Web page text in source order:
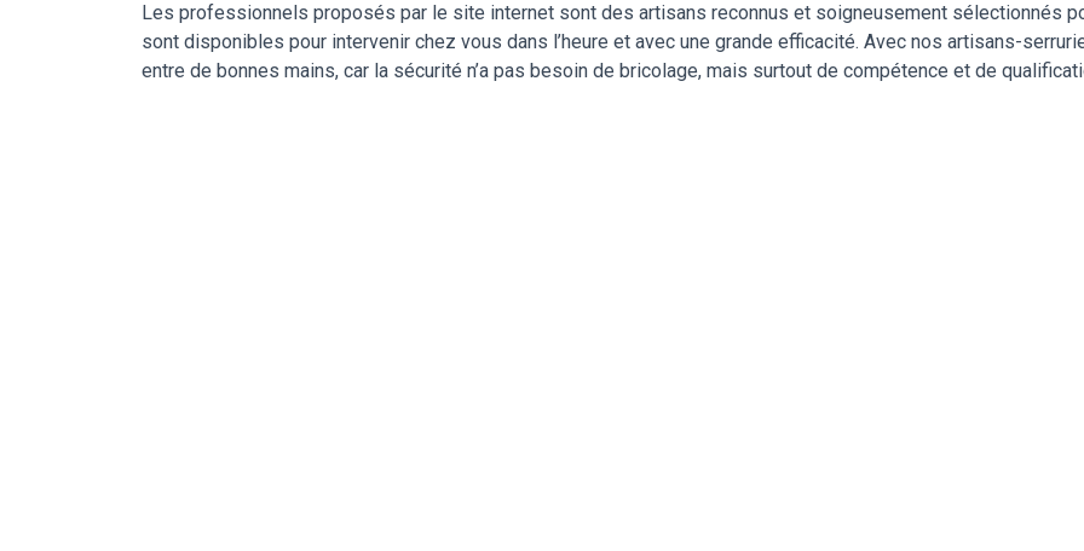
Les professionnels proposés par le site internet sont des artisans reconnus et soigneusement sélectionnés
sont disponibles pour intervenir chez vous dans l’heure et avec une grande efficacité. Avec nos artisans-
entre de bonnes mains, car la sécurité n’a pas besoin de bricolage, mais surtout de compétence et de